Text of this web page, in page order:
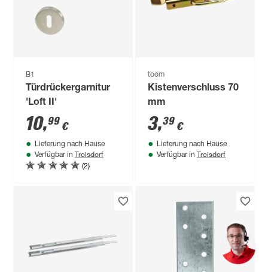
B1
Türdrückergarnitur
'Loft II'
10,99 €
Lieferung nach Hause
Verfügbar in Troisdorf
(2)
toom
Kistenverschluss 70
mm
3,39 €
Lieferung nach Hause
Verfügbar in Troisdorf